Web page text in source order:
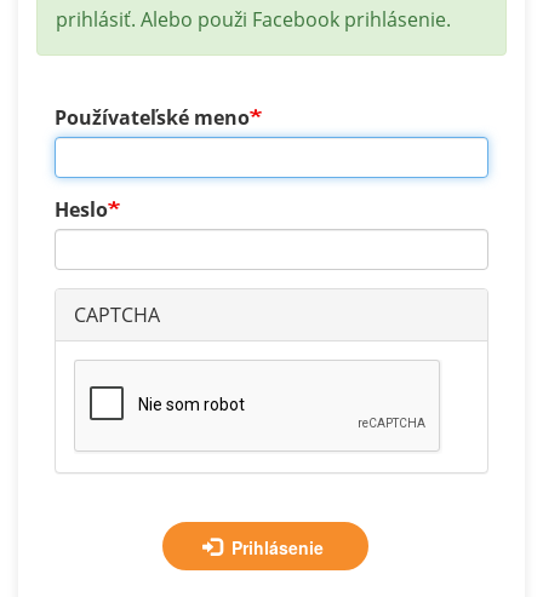
prihlásiť. Alebo použi Facebook prihlásenie.
Používateľské meno
Heslo
CAPTCHA
Prihlásenie